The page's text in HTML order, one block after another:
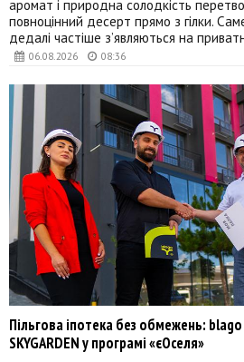
06.08.2026 08:36
аромат і природна солодкість
повноцінний десерт прямо з гілки.
дедалі частіше з’являються на
Пільгова іпотека без обмежень:
SKYGARDEN у програмі «єОселя»